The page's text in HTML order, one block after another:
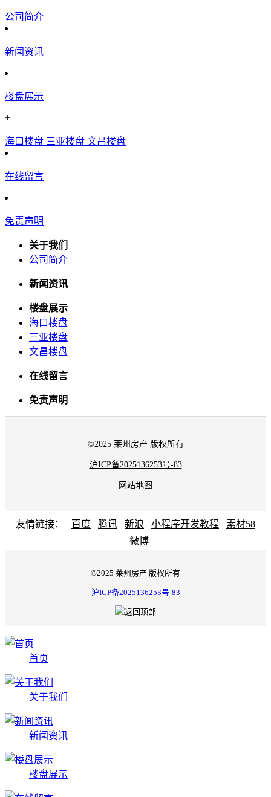
公司简介
新闻资讯
楼盘展示
+
海口楼盘 三亚楼盘 文昌楼盘
在线留言
免责声明
关于我们
公司简介
新闻资讯
楼盘展示
海口楼盘
三亚楼盘
文昌楼盘
在线留言
免责声明
©2025 莱州房产 版权所有
沪ICP备2025136253号-83
网站地图
友情链接： 百度 腾讯 新浪 小程序开发教程
素材58
微博
©2025 莱州房产 版权所有
沪ICP备2025136253号-83
首页
关于我们
新闻资讯
楼盘展示